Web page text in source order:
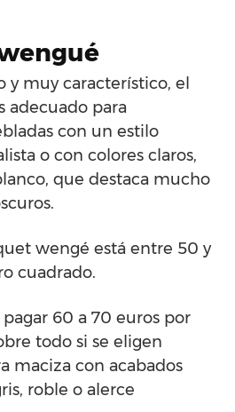
y muy característico, el
adecuado para
con un estilo
o con colores claros,
que destaca mucho
wengé está entre 50 y
cuadrado.
60 a 70 euros por
todo si se eligen
maciza con acabados
roble o alerce